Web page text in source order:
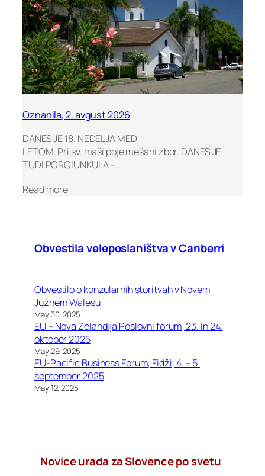
J
u
l
y
2
0
2
6
–
N
S
W
&
C
Oznanila, 2. avgust 2026
DANES JE 18. NEDELJA MED
LETOM. Pri sv. maši poje mešani zbor. DANES JE
TUDI PORCIUNKULA –…
Read more:
a
n
a
,
2
.
a
v
g
u
6
Obvestila veleposlaništva v Canberri
Obvestilo o konzularnih storitvah v Novem
Južnem Walesu
May 30, 2025
EU – Nova Zelandija Poslovni forum, 23. in 24.
oktober 2025
May 29, 2025
EU-Pacific Business Forum, Fidži, 4. – 5.
september 2025
May 12, 2025
Novice urada za Slovence po svetu